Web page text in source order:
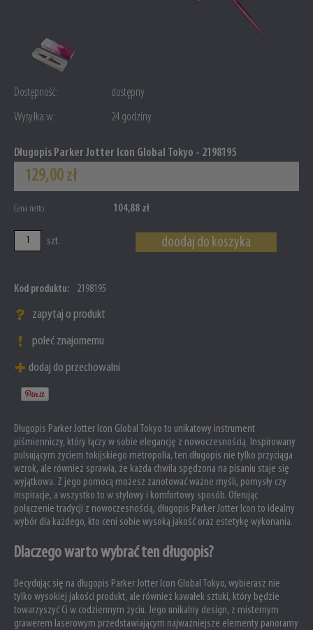
Dostępność:
dostępny
Wysyłka w:
24 godziny
Długopis Parker Jotter Icon Global Tokyo - 2198195
129,00 zł
Cena netto: 104,88 zł
szt. doodaj do koszyka
Kod produktu: 2198195
zapytaj o produkt
poleć znajomemu
dodaj do przechowalni
Długopis Parker Jotter Icon Global Tokyo to unikatowy instrument
piśmienniczy, który łączy w sobie elegancję z nowoczesnością. Inspirowany
pulsującym życiem tokijskiego metropolia, ten długopis nie tylko przyciąga
wzrok, ale również sprawia, że każda chwila spędzona na pisaniu staje się
wyjątkowa. Z jego pomocą możesz zanotować ważne myśli, pomysły czy
inspiracje, a wszystko to w stylowy i komfortowy sposób. Oferując
połączenie tradycji z nowoczesnością, długopis Parker Jotter Icon to idealny
wybór dla każdego, kto ceni sobie wysoką jakość oraz estetykę wykonania.
Dlaczego warto wybrać ten długopis?
Decydując się na długopis Parker Jotter Icon Global Tokyo, wybierasz nie
tylko wysokiej jakości produkt, ale również kawałek sztuki, który będzie
towarzyszyć Ci w codziennym życiu. Jego unikalny design, z misternym
grawerem laserowym przedstawiającym najważniejsze elementy panoramy